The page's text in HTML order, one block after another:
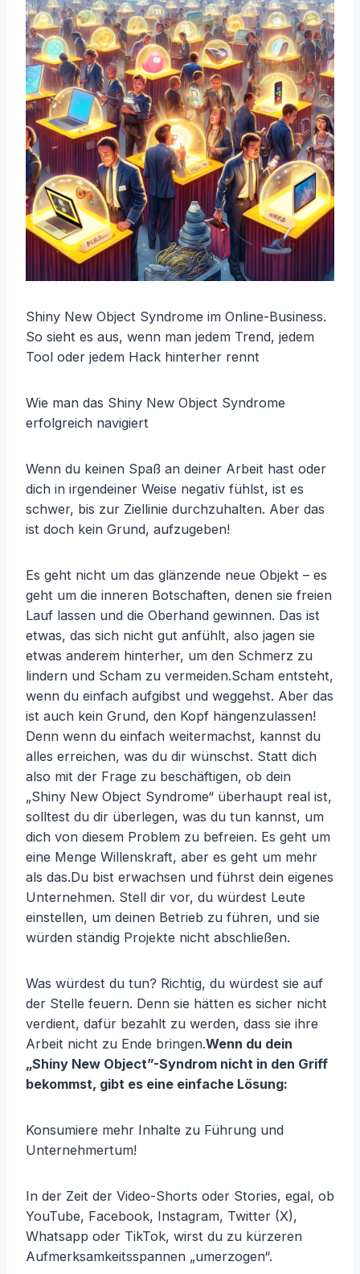
Shiny New Object Syndrome im Online-Business.
So sieht es aus, wenn man jedem Trend, jedem
Tool oder jedem Hack hinterher rennt
Wie man das Shiny New Object Syndrome
erfolgreich navigiert
Wenn du keinen Spaß an deiner Arbeit hast oder
dich in irgendeiner Weise negativ fühlst, ist es
schwer, bis zur Ziellinie durchzuhalten. Aber das
ist doch kein Grund, aufzugeben!
Es geht nicht um das glänzende neue Objekt – es
geht um die inneren Botschaften, denen sie freien
Lauf lassen und die Oberhand gewinnen. Das ist
etwas, das sich nicht gut anfühlt, also jagen sie
etwas anderem hinterher, um den Schmerz zu
lindern und Scham zu vermeiden.Scham entsteht,
wenn du einfach aufgibst und weggehst. Aber das
ist auch kein Grund, den Kopf hängenzulassen!
Denn wenn du einfach weitermachst, kannst du
alles erreichen, was du dir wünschst. Statt dich
also mit der Frage zu beschäftigen, ob dein
„Shiny New Object Syndrome“ überhaupt real ist,
solltest du dir überlegen, was du tun kannst, um
dich von diesem Problem zu befreien. Es geht um
eine Menge Willenskraft, aber es geht um mehr
als das.Du bist erwachsen und führst dein eigenes
Unternehmen. Stell dir vor, du würdest Leute
einstellen, um deinen Betrieb zu führen, und sie
würden ständig Projekte nicht abschließen.
Was würdest du tun? Richtig, du würdest sie auf
der Stelle feuern. Denn sie hätten es sicher nicht
verdient, dafür bezahlt zu werden, dass sie ihre
Arbeit nicht zu Ende bringen.Wenn du dein
„Shiny New Object”-Syndrom nicht in den Griff
bekommst, gibt es eine einfache Lösung:
Konsumiere mehr Inhalte zu Führung und
Unternehmertum!
In der Zeit der Video-Shorts oder Stories, egal, ob
YouTube, Facebook, Instagram, Twitter (X),
Whatsapp oder TikTok, wirst du zu kürzeren
Aufmerksamkeitsspannen „umerzogen“.